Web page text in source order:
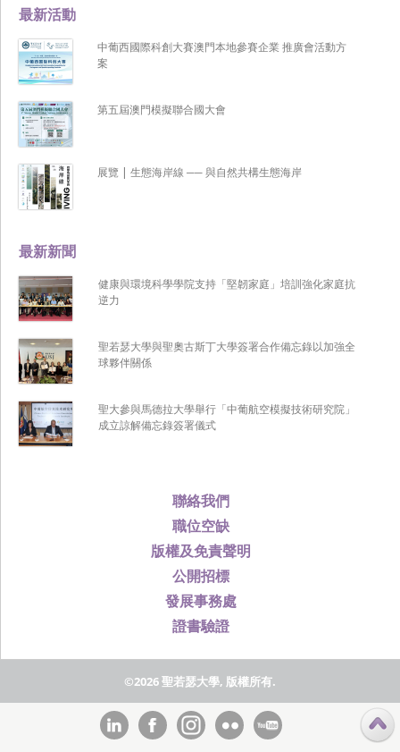
聯絡我們
職位空缺
版權及免責聲明
公開招標
發展事務處
證書驗證
最新新聞
健康與環境科學學院支持「堅韌家庭」培訓強化家庭抗
逆力
聖若瑟大學與聖奧古斯丁大學簽署合作備忘錄以加強全
球夥伴關係
聖大參與馬德拉大學舉行「中葡航空模擬技術研究院」
成立諒解備忘錄簽署儀式
最新活動
中葡西國際科創大賽澳門本地參賽企業 推廣會活動方
案
第五屆澳門模擬聯合國大會
展覽 | 生態海岸線 ── 與自然共構生態海岸
©2026 聖若瑟大學, 版權所有.